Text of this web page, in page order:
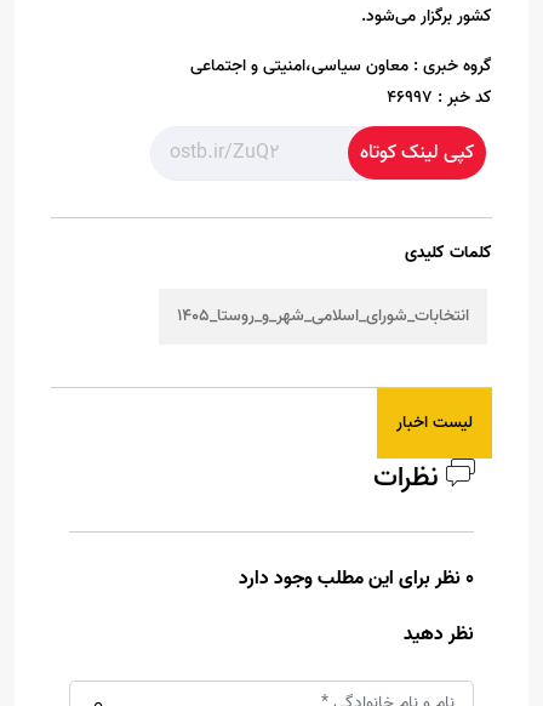
کشور برگزار می‌شود.‌
گروه خبری : معاون سیاسی،امنیتی و اجتماعی
کد خبر : 46997
کپی لینک کوتاه
کلمات کلیدی
انتخابات_شورای_اسلامی_شهر_و_روستا_1405
لیست اخبار
نظرات
0 نظر برای این مطلب وجود دارد
نظر دهید